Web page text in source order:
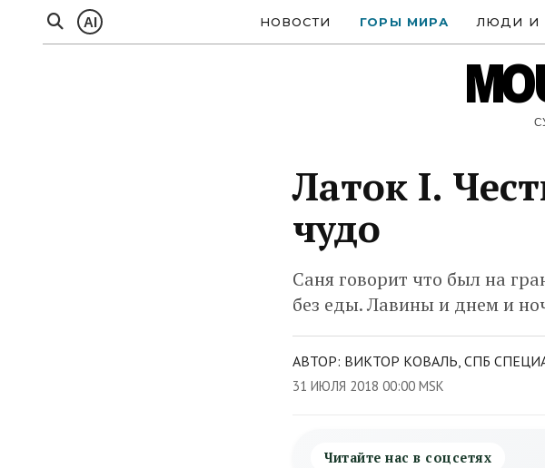
AI НОВОСТИ ГОРЫ МИРА ЛЮДИ И
Латок I.
чудо
Саня говорит что был на
без еды. Лавины и днем и
АВТОР: ВИКТОР КОВАЛЬ, СПБ
31 ИЮЛЯ 2018 00:00 MSK
Читайте нас в соцсетях